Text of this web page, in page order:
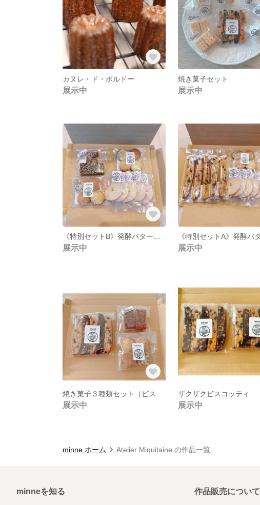
カヌレ・ド・ボルドー
展示中
焼き菓子セット
展示中
展示中 展示中
展示中 展示中
minne ホーム Atelier Miquitaine の作品一覧
minneを知る 作品販売について